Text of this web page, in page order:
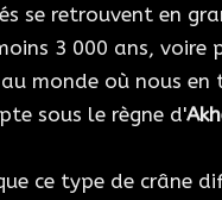
se retrouvent en
3 000 ans, voire
monde où nous en
sous le règne d'
ce type de crâne